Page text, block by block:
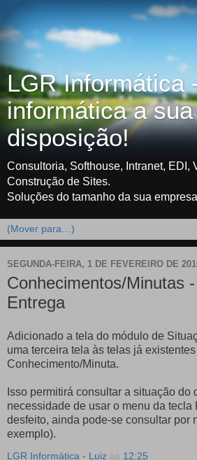
LGR Informática
informática a sua
disposição!
Consultoria, Softhouse, Intranet, EDI,
Construção de Sites.
Soluções do tamanho da sua
SEGUNDA-FEIRA, 1 DE FEVEREIRO DE
Conhecimentos/Minutas
Entrega
Adicionado a tela do módulo de
uma terceira tela às telas já
Conhecimento/Minuta.
Isso permitirá consultar a situação do
necessidade de usar o menu da tecla
desfeito, ainda pode-se consultar por
exemplo).
LGR Informática - Luiz às 12:25